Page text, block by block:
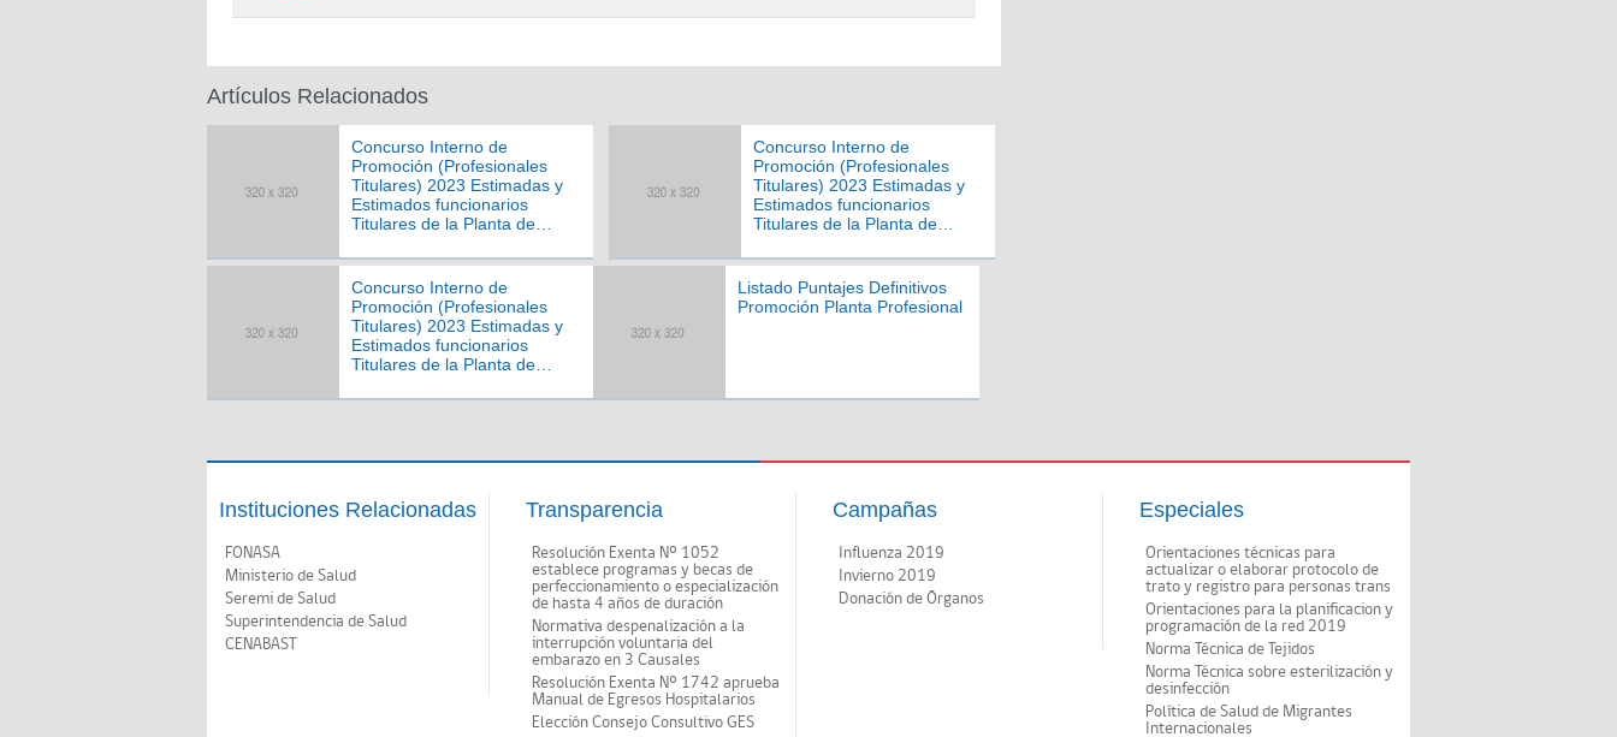
Artículos Relacionados
Concurso Interno de
Promoción (Profesionales
Titulares) 2023 Estimadas y
Estimados funcionarios
Titulares de la Planta de
Salud Viña del Mar Quillota:
Concurso Interno de
Promoción (Profesionales
Titulares) 2023 Estimadas y
Estimados funcionarios
Titulares de la Planta de
Salud Viña del Mar Quillota:
Concurso Interno de
Promoción (Profesionales
Titulares) 2023 Estimadas y
Estimados funcionarios
Titulares de la Planta de
Salud Viña del Mar Quillota:
Listado Puntajes Definitivos
Promoción Planta Profesional
Instituciones Relacionadas
FONASA
Ministerio de Salud
Seremi de Salud
Superintendencia de Salud
CENABAST
Transparencia
Resolución Exenta Nº 1052
establece programas y becas de
perfeccionamiento o especialización
de hasta 4 años de duración
Normativa despenalización a la
interrupción voluntaria del
embarazo en 3 Causales
Resolución Exenta Nº 1742 aprueba
Manual de Egresos Hospitalarios
Elección Consejo Consultivo GES
Campañas
Influenza 2019
Invierno 2019
Donación de Órganos
Especiales
Orientaciones técnicas para
actualizar o elaborar protocolo de
trato y registro para personas trans
Orientaciones para la planificacion y
programación de la red 2019
Norma Técnica de Tejidos
Norma Técnica sobre esterilización y
desinfección
Política de Salud de Migrantes
Internacionales